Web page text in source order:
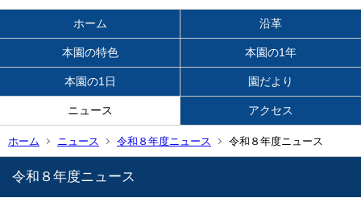
ホーム 沿革
本園の特色 本園の1年
本園の1日 園だより
ニュース アクセス
ホーム ニュース 令和８年度ニュース 令和８年度ニュース
令和８年度ニュース